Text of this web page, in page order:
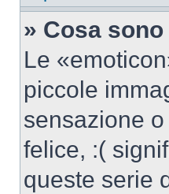
» Cosa
Le
piccole
sensazione
felice, :(
queste serie